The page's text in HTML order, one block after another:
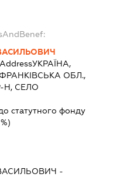
УКРАЇНА,
ОБЛ.,
Н, СЕЛО
статутного фонду
-